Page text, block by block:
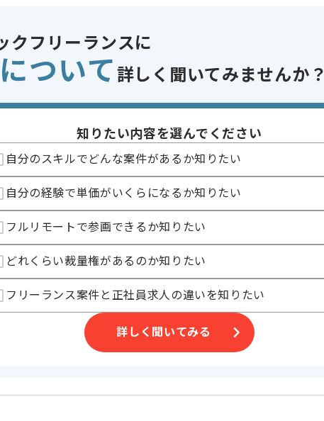
ワーク Spring Boot
追加開発
参画実績あり
有
イト
となります。
能な現場でございます。
りながら作業いただきます。
クフリーランスに
ついて 詳しく聞いてみませんか？
知りたい内容を選んでください
自分のスキルでどんな案件があるか知りたい
自分の経験で単価がいくらになるか知りたい
フルリモートで参画できるか知りたい
どれくらい裁量権があるのか知りたい
フリーランス案件と正社員求人の違いを知りたい
詳しく聞いてみる